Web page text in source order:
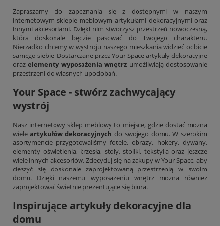
Zapraszamy do zapoznania się z dostępnymi w naszym
internetowym sklepie meblowym artykułami dekoracyjnymi oraz
innymi akcesoriami. Dzięki nim stworzysz przestrzeń nowoczesną,
która doskonale będzie pasować do Twojego charakteru.
Nierzadko chcemy w wystroju naszego mieszkania widzieć odbicie
samego siebie. Dostarczane przez Your Space artykuły dekoracyjne
oraz elementy wyposażenia wnętrz umożliwiają dostosowanie
przestrzeni do własnych upodobań.
Your Space - stwórz zachwycający
wystrój
Nasz internetowy sklep meblowy to miejsce, gdzie dostać można
wiele artykułów dekoracyjnych do swojego domu. W szerokim
asortymencie przygotowaliśmy fotele, obrazy, hokery, dywany,
elementy oświetlenia, krzesła, stoły, stoliki, tekstylia oraz jeszcze
wiele innych akcesoriów. Zdecyduj się na zakupy w Your Space, aby
cieszyć się doskonale zaprojektowaną przestrzenią w swoim
domu. Dzięki naszemu wyposażeniu wnętrz można również
zaprojektować świetnie prezentujące się biura.
Inspirujące artykuły dekoracyjne dla
domu